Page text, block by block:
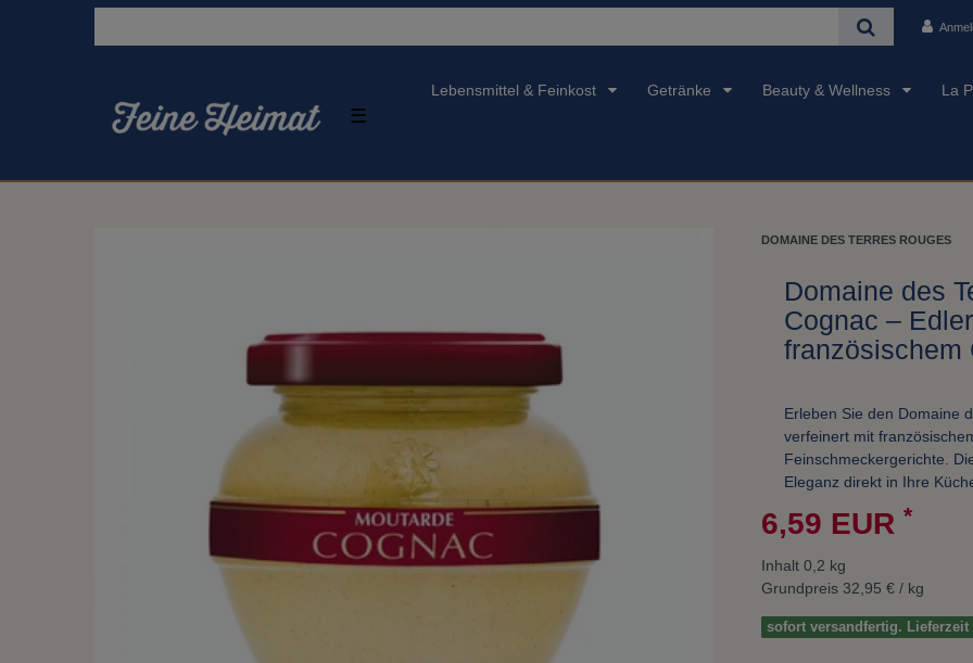
☰
Lebensmittel & Feinkost Getränke Beauty & Wellness La
DOMAINE DES TERRES ROUGES
Domaine des
Cognac –
französischem
Erleben Sie den Domaine
verfeinert mit
Feinschmeckergerichte.
Eleganz direkt in Ihre
6,59 EUR *
Inhalt 0,2 kg
Grundpreis 32,95 € / kg
sofort versandfertig. Lieferzeit